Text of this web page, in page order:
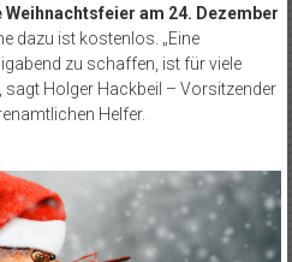
Weihnachtsfeier am 24. Dezember
dazu ist kostenlos. „Eine
zu schaffen, ist für viele
Holger Hackbeil – Vorsitzender
Helfer.